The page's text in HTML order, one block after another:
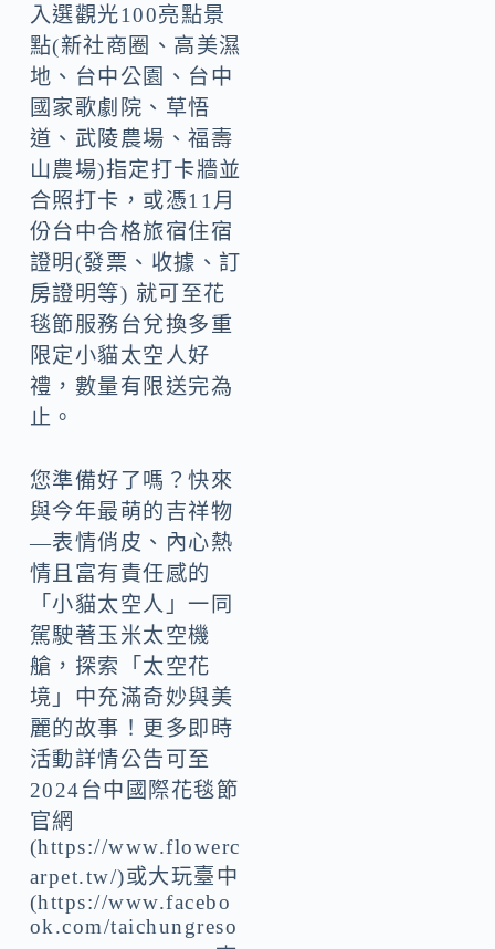
入選觀光100亮點景
點(新社商圈、高美濕
地、台中公園、台中
國家歌劇院、草悟
道、武陵農場、福壽
山農場)指定打卡牆並
合照打卡，或憑11月
份台中合格旅宿住宿
證明(發票、收據、訂
房證明等) 就可至花
毯節服務台兌換多重
限定小貓太空人好
禮，數量有限送完為
止。
您準備好了嗎？快來
與今年最萌的吉祥物
—表情俏皮、內心熱
情且富有責任感的
「小貓太空人」一同
駕駛著玉米太空機
艙，探索「太空花
境」中充滿奇妙與美
麗的故事！更多即時
活動詳情公告可至
2024台中國際花毯節
官網
(https://www.flowerc
arpet.tw/)或大玩臺中
(https://www.facebo
ok.com/taichungreso